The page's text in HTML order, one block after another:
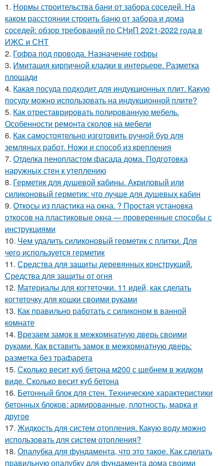
1. Нормы строительства бани от забора соседей. На
каком расстоянии строить баню от забора и дома
соседей: обзор требований по СНиП 2021-2022 года в
ИЖС и СНТ
2. Гофра под провода. Назначение гофры
3. Имитация кирпичной кладки в интерьере. Разметка
площади
4. Какая посуда подходит для индукционных плит. Какую
посуду можно использовать на индукционной плите?
5. Как отреставрировать полированную мебель.
Особенности ремонта сколов на мебели
6. Как самостоятельно изготовить ручной бур для
земляных работ. Ножи и способ из крепления
7. Отделка пенопластом фасада дома. Подготовка
наружных стен к утеплению
8. Герметик для душевой кабины. Акриловый или
силиконовый герметик: что лучше для душевых кабин
9. Откосы из пластика на окна. ? Простая установка
откосов на пластиковые окна — проверенные способы с
инструкциями
10. Чем удалить силиконовый герметик с плитки. Для
чего используется герметик
11. Средства для защиты деревянных конструкций.
Средства для защиты от огня
12. Материалы для когтеточки. 11 идей, как сделать
когтеточку для кошки своими руками
13. Как правильно работать с силиконом в ванной
комнате
14. Врезаем замок в межкомнатную дверь своими
руками. Как вставить замок в межкомнатную дверь:
разметка без трафарета
15. Сколько весит куб бетона м200 с щебнем в жидком
виде. Сколько весит куб бетона
16. Бетонный блок для стен. Технические характеристики
бетонных блоков: армированные, плотность, марка и
другое
17. Жидкость для систем отопления. Какую воду можно
использовать для систем отопления?
18. Опалубка для фундамента, что это такое. Как сделать
правильную опалубку для фундамента дома своими